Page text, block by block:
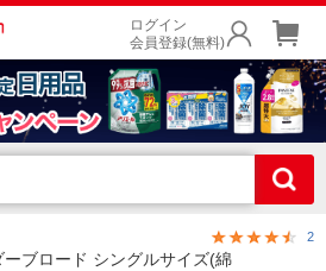
ログイン
会員登録(無料)
2
ーブロード シングルサイズ(綿